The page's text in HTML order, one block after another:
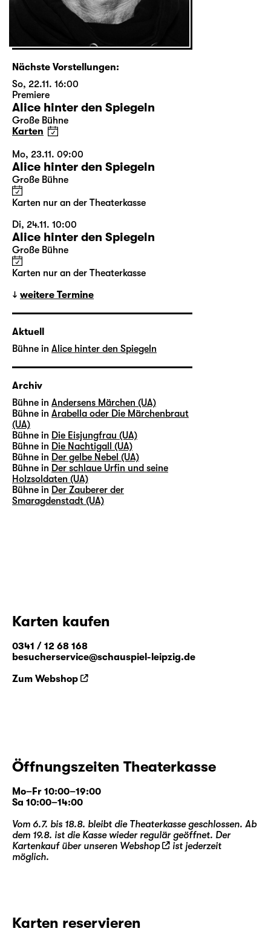
Nächste Vorstellungen:
So, 22.11. 16:00
Premiere
Alice hinter den Spiegeln
Große Bühne
Karten
Mo, 23.11. 09:00
Alice hinter den Spiegeln
Große Bühne
Karten nur an der Theaterkasse
Di, 24.11. 10:00
Alice hinter den Spiegeln
Große Bühne
Karten nur an der Theaterkasse
weitere Termine
Aktuell
Bühne in Alice hinter den Spiegeln
Archiv
Bühne in Andersens Märchen (UA)
Bühne in Arabella oder Die Märchenbraut
(UA)
Bühne in Die Eisjungfrau (UA)
Bühne in Die Nachtigall (UA)
Bühne in Der gelbe Nebel (UA)
Bühne in Der schlaue Urfin und seine
Holzsoldaten (UA)
Bühne in Der Zauberer der
Smaragdenstadt (UA)
Karten kaufen
0341 / 12 68 168
besucherservice@schauspiel-leipzig.de
Zum Webshop
Öffnungszeiten Theaterkasse
Mo–Fr 10:00–19:00
Sa 10:00–14:00
Vom 6.7. bis 18.8. bleibt die Theaterkasse geschlossen. Ab
dem 19.8. ist die Kasse wieder regulär geöffnet. Der
Kartenkauf über unseren Webshop
ist jederzeit
möglich.
Karten reservieren